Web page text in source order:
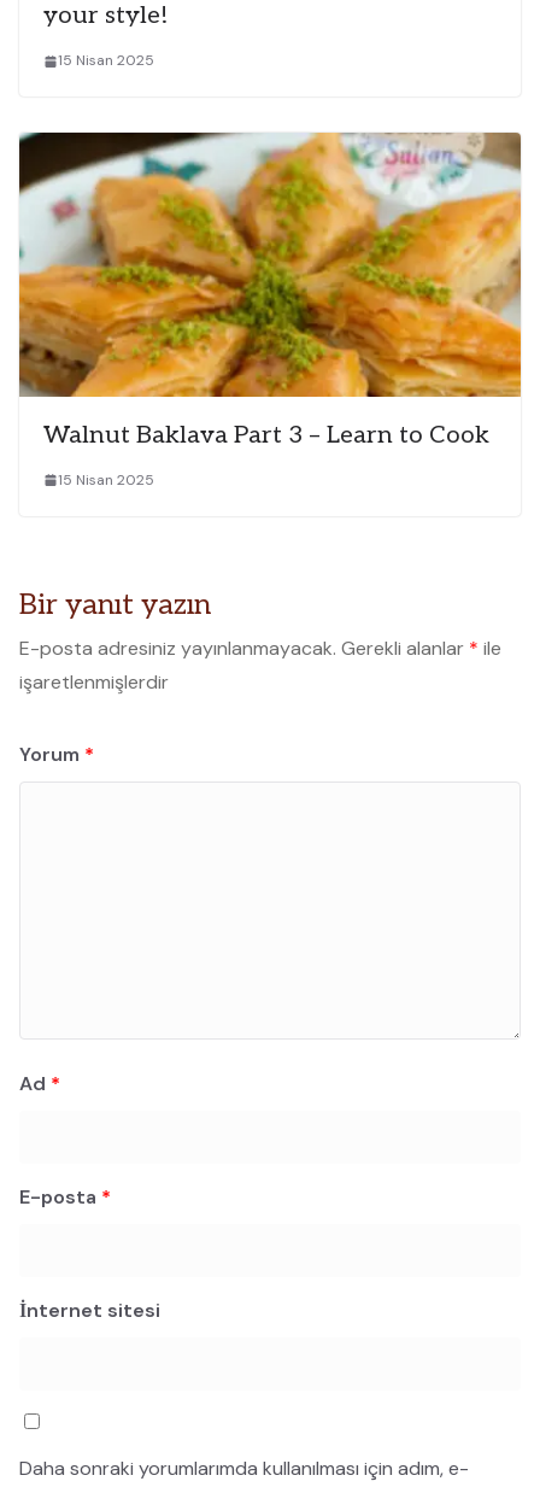
your style!
15 Nisan 2025
Walnut Baklava Part 3 – Learn to Cook
15 Nisan 2025
Bir yanıt yazın
E-posta adresiniz yayınlanmayacak. Gerekli alanlar * ile
işaretlenmişlerdir
Yorum *
Ad *
E-posta *
İnternet sitesi
Daha sonraki yorumlarımda kullanılması için adım, e-